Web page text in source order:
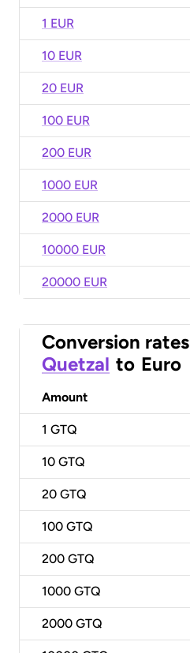
1 EUR
10 EUR
20 EUR
100 EUR
200 EUR
1000 EUR
2000 EUR
10000 EUR
20000 EUR
Conversion rates
Quetzal to Euro
Amount
1 GTQ
10 GTQ
20 GTQ
100 GTQ
200 GTQ
1000 GTQ
2000 GTQ